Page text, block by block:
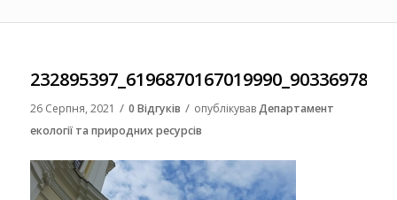
26 Серпня, 2021 / 0 Відгуків / опублікувавДепартамент
екології та природних ресурсів